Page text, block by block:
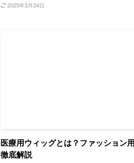
2025年3月24日
医療用ウィッグとは？ファッション
徹底解説